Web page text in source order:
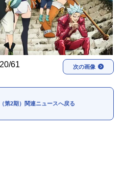
夏アニメ
冬アニメ
20/61 次の画像
第2期）関連ニュースへ戻る